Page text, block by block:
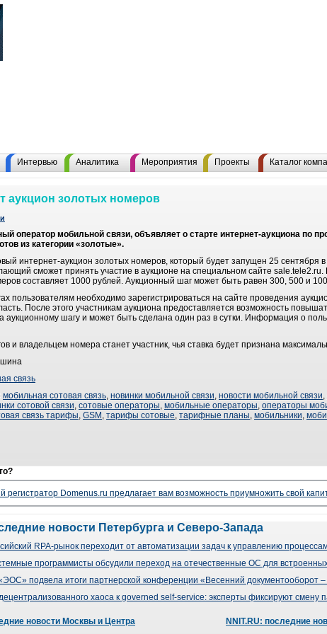
Интервью Аналитика Мероприятия Проекты Каталог
аукцион золотых номеров
оператор мобильной связи, объявляет о старте интернет-аукциона по
из категории «золотые».
интернет-аукцион золотых номеров, который будет запущен 25 сентября
сможет принять участие в аукционе на специальном сайте
составляет 1000 рублей. Аукционный шаг может быть равен 300, 500 и
пользователям необходимо зарегистрироваться на сайте проведения
После этого участникам аукциона предоставляется возможность
аукционному шагу и может быть сделана один раз в сутки. Информация о
и владельцем номера станет участник, чья ставка будет признана
связь
мобильная сотовая связь, новинки мобильной связи, новости мобильной связи,
сотовой связи, сотовые операторы, мобильные операторы, операторы
связь тарифы, GSM , тарифы сотовые, тарифные планы, мобильники,
регистратор Domenus.ru предлагает вам возможность приумножить свой
новости Петербурга и Северо-Запада
RPA-рынок переходит от автоматизации задач к управлению
программисты обсудили переход на отечественные ОС для
подвела итоги партнерской конференции «Весенний документооборот
хаоса к governed self-service: эксперты фиксируют смену
новости Москвы и Центра NNIT.RU: последние